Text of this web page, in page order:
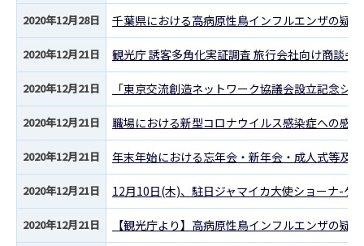
2020年12月28日 千葉県における高病原性鳥インフルエンザの疑
2020年12月21日 観光庁 誘客多角化実証調査 旅行会社向け商談会
2020年12月21日 「東京交流創造ネットワーク協議会設立記念シ
2020年12月21日 職場における新型コロナウイルス感染症への感
2020年12月21日 年末年始における忘年会・新年会・成人式等及
2020年12月21日 12月10日(木)、駐日ジャマイカ大使ショーナ-ケ
2020年12月21日 【観光庁より】高病原性鳥インフルエンザの疑